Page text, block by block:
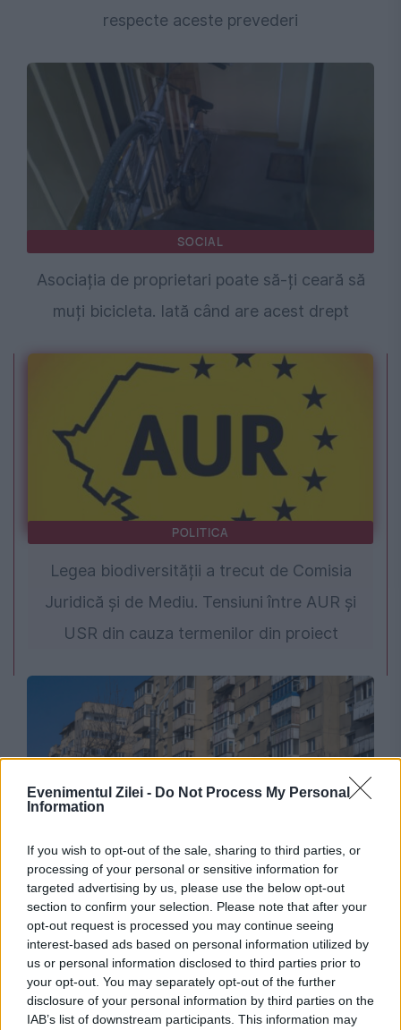
Evenimentul Zilei - Do Not Process My Personal
Information
If you wish to opt-out of the sale, sharing to third parties, or
processing of your personal or sensitive information for
targeted advertising by us, please use the below opt-out
section to confirm your selection. Please note that after your
opt-out request is processed you may continue seeing
interest-based ads based on personal information utilized by
us or personal information disclosed to third parties prior to
your opt-out. You may separately opt-out of the further
disclosure of your personal information by third parties on the
IAB’s list of downstream participants. This information may
respecte aceste prevederi
SOCIAL
Asociația de proprietari poate să-ți ceară să
muți bicicleta. Iată când are acest drept
POLITICA
Legea biodiversității a trecut de Comisia
Juridică și de Mediu. Tensiuni între AUR și
USR din cauza termenilor din proiect
SOCIAL
Locurile din bloc în care fumatul este interzis.
Cine riscă amenzi de până la 5.000 de lei